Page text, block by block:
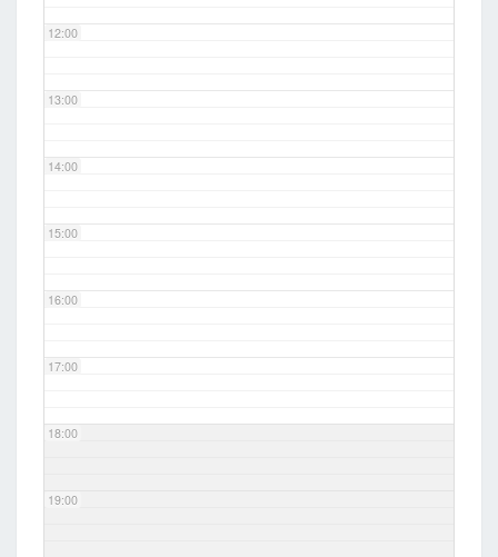
12:00
13:00
14:00
15:00
16:00
17:00
18:00
19:00